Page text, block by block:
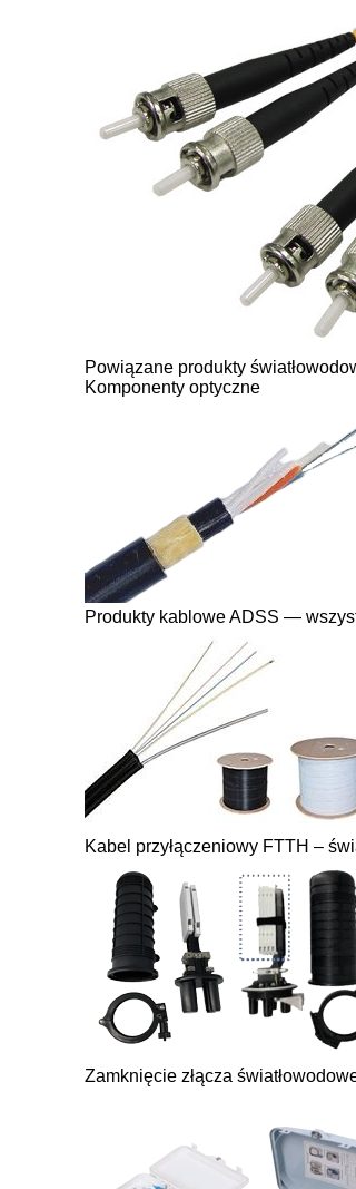
Powiązane produkty
Komponenty optyczne
Produkty kablowe ADSS —
Kabel przyłączeniowy FTTH –
Zamknięcie złącza